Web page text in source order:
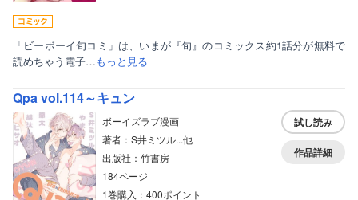
「ビーボーイ旬コミ」は、いまが『旬』のコミックス約1話分が無料で
読めちゃう電子…もっと見る
Qpa vol.114～キュン
ボーイズラブ漫画
著者：S井ミツル...他
出版社：竹書房
184ページ
1巻購入：400ポイント
試し読み
作品詳細